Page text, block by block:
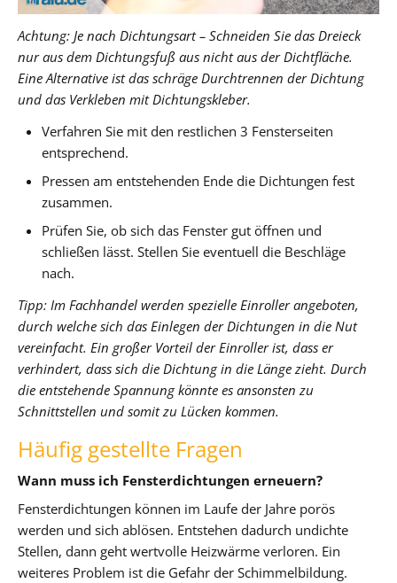
Achtung: Je nach Dichtungsart – Schneiden Sie das Dreieck
nur aus dem Dichtungsfuß aus nicht aus der Dichtfläche.
Eine Alternative ist das schräge Durchtrennen der Dichtung
und das Verkleben mit Dichtungskleber.
Verfahren Sie mit den restlichen 3 Fensterseiten
entsprechend.
Pressen am entstehenden Ende die Dichtungen fest
zusammen.
Prüfen Sie, ob sich das Fenster gut öffnen und
schließen lässt. Stellen Sie eventuell die Beschläge
nach.
Tipp: Im Fachhandel werden spezielle Einroller angeboten,
durch welche sich das Einlegen der Dichtungen in die Nut
vereinfacht. Ein großer Vorteil der Einroller ist, dass er
verhindert, dass sich die Dichtung in die Länge zieht. Durch
die entstehende Spannung könnte es ansonsten zu
Schnittstellen und somit zu Lücken kommen.
Häufig gestellte Fragen
Wann muss ich Fensterdichtungen erneuern?
Fensterdichtungen können im Laufe der Jahre porös
werden und sich ablösen. Entstehen dadurch undichte
Stellen, dann geht wertvolle Heizwärme verloren. Ein
weiteres Problem ist die Gefahr der Schimmelbildung.